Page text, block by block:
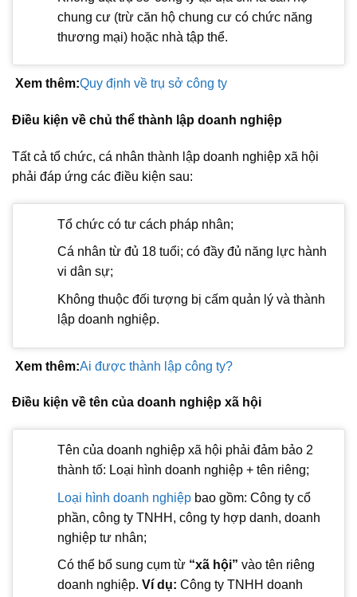
chung cư (trừ căn hộ chung cư có chức năng
thương mại) hoặc nhà tập thể.
Xem thêm:Quy định về trụ sở công ty
Điều kiện về chủ thể thành lập doanh nghiệp
Tất cả tổ chức, cá nhân thành lập doanh nghiệp xã hội
phải đáp ứng các điều kiện sau:
Tổ chức có tư cách pháp nhân;
Cá nhân từ đủ 18 tuổi; có đầy đủ năng lực hành
vi dân sự;
Không thuộc đối tượng bị cấm quản lý và thành
lập doanh nghiệp.
Xem thêm:Ai được thành lập công ty?
Điều kiện về tên của doanh nghiệp xã hội
Tên của doanh nghiệp xã hội phải đảm bảo 2
thành tố: Loại hình doanh nghiệp + tên riêng;
Loại hình doanh nghiệpbao gồm: Công ty cổ
phần, công ty TNHH, công ty hợp danh, doanh
nghiệp tư nhân;
Có thể bổ sung cụm từ “xã hội” vào tên riêng
doanh nghiệp. Ví dụ: Công ty TNHH doanh